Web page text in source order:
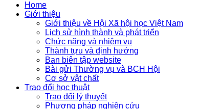
Home
Giới thiệu
Giới thiệu về Hội Xã hội học Việt Nam
Lịch sử hình thành và phát triển
Chức năng và nhiệm vụ
Thành tựu và định hướng
Ban biên tập website
Bài gửi Thường vụ và BCH Hội
Cơ sở vật chất
Trao đổi học thuật
Trao đổi lý thuyết
Phương pháp nghiên cứu